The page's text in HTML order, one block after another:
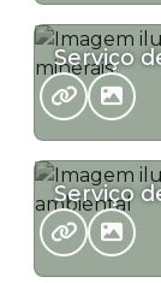
Serviço
Serviço